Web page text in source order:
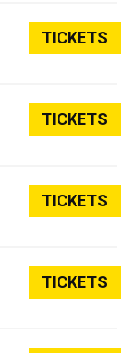
TICKETS
TICKETS
TICKETS
TICKETS